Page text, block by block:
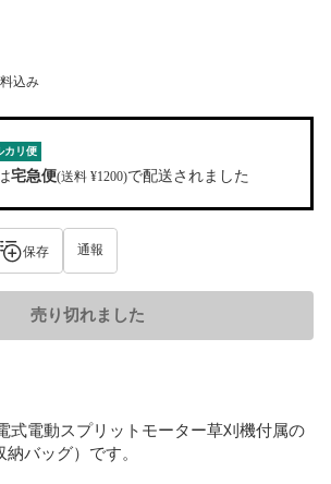
込み
カリ便
宅急便(送料 ¥1200)で配送されました
保存 通報
売り切れました
式電動スプリットモーター草刈機付属の
バッグ）です。